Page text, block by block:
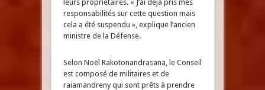
leurs propriétaires. « J’ai déjà pris mes
responsabilités sur cette question mais
cela a été suspendu », explique l’ancien
ministre de la Défense.
Selon Noël Rakotonandrasana, le Conseil
est composé de militaires et de
raiamandreny qui sont prêts à prendre